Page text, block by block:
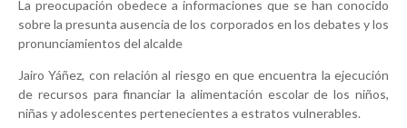
La preocupación obedece a informaciones que se han conocido
sobre la presunta ausencia de los corporados en los debates y los
pronunciamientos del alcalde
Jairo Yáñez, con relación al riesgo en que encuentra la ejecución
de recursos para financiar la alimentación escolar de los niños,
niñas y adolescentes pertenecientes a estratos vulnerables.